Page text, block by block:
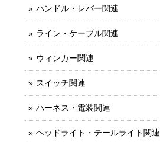
ハンドル・レバー関連
ライン・ケーブル関連
ウィンカー関連
スイッチ関連
ハーネス・電装関連
ヘッドライト・テールライト関連